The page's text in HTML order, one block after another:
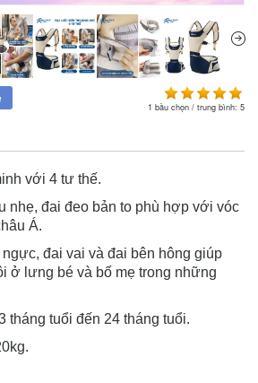
1 bầu chọn / trung bình: 5
với 4 tư thế.
nhẹ, đai đeo bản to phù hợp với vóc
Á.
đai vai và đai bên hông giúp
ở lưng bé và bố mẹ trong những
tháng tuổi đến 24 tháng tuổi.